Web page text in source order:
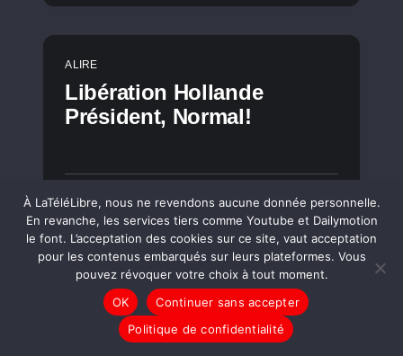
A LIRE
Libération Hollande
Président, Normal!
LIRE LA SUITE
A LIRE LIBRE-POST
[Série] Quartier de
campagne #3
À LaTéléLibre, nous ne revendons aucune donnée personnelle.
En revanche, les services tiers comme Youtube et Dailymotion
le font. L’acceptation des cookies sur ce site, vaut acceptation
pour les contenus embarqués sur leurs plateformes. Vous
pouvez révoquer votre choix à tout moment.
OK
Continuer sans accepter
Politique de confidentialité